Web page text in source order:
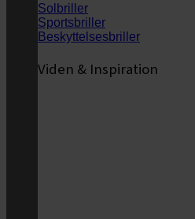
Solbriller
Sportsbriller
Beskyttelsesbriller
Viden & Inspiration